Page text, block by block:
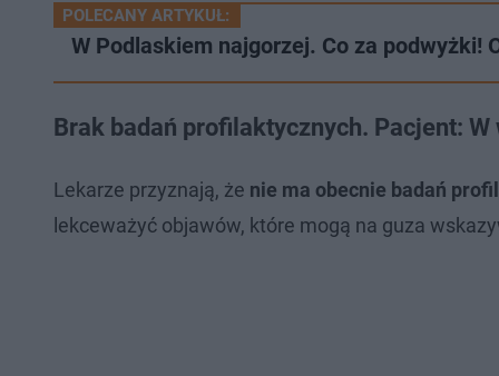
POLECANY ARTYKUŁ:
W Podlaskiem najgorzej. Co za podwyżki!
Brak badań profilaktycznych. Pacjent:
Lekarze przyznają, że nie ma obecnie badań
lekceważyć objawów, które mogą na guza